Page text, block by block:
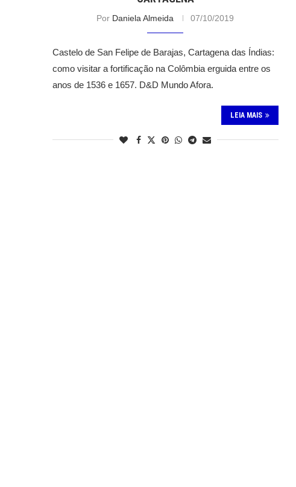
Por Daniela Almeida 07/10/2019
Castelo de San Felipe de Barajas, Cartagena das Índias:
como visitar a fortificação na Colômbia erguida entre os
anos de 1536 e 1657. D&D Mundo Afora.
LEIA MAIS